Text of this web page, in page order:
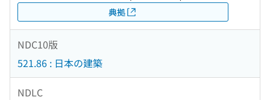
典拠
NDC10版
521.86 : 日本の建築
NDLC